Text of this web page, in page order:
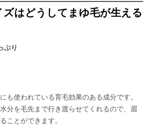
はどうしてまゆ毛が生える
ぷり
も使われている育毛効果のある成分です。
分を毛先まで行き渡らせてくれるので、眉
ことができます。